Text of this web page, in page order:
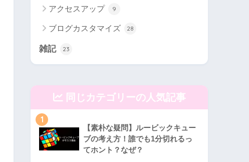
アクセスアップ 9
ブログカスタマイズ 28
雑記 23
同じカテゴリーの人気記事
1
【素朴な疑問】ルービックキュー
ブの考え方！誰でも1分切れるっ
てホント？なぜ？